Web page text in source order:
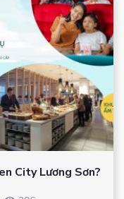
City Lương Sơn?